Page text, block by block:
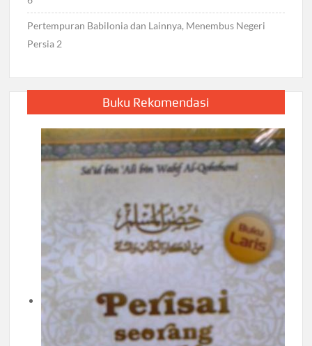
Pertempuran Babilonia dan Lainnya, Menembus Negeri
Persia 2
Buku Rekomendasi